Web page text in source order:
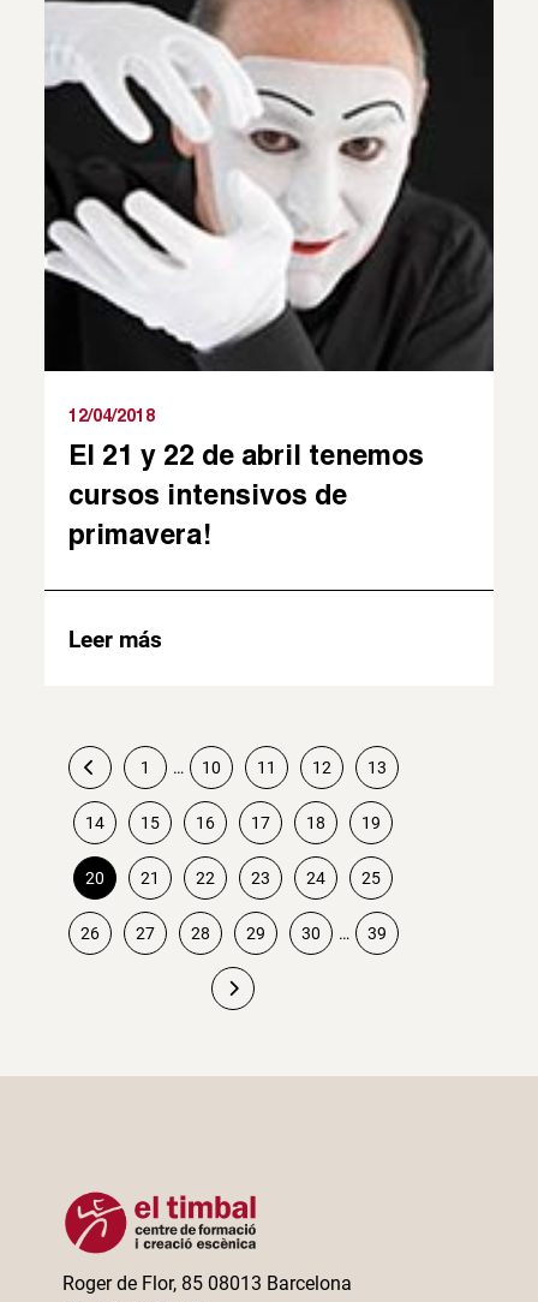
12/04/2018
El 21 y 22 de abril tenemos
cursos intensivos de
primavera!
Leer más
Paginación
de
1 … 10 11 12 13
14 15 16 17 18 19
20 21 22 23 24 25
26 27 28 29 30 … 39
Roger de Flor, 85 08013 Barcelona